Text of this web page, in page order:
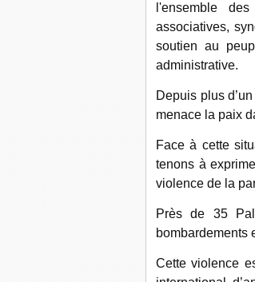
l'ensemble
associatives,
soutien au
administrative.
Depuis plus
menace la paix
Face à cette
tenons à
violence de la
Près de 35
bombardements
Cette violence